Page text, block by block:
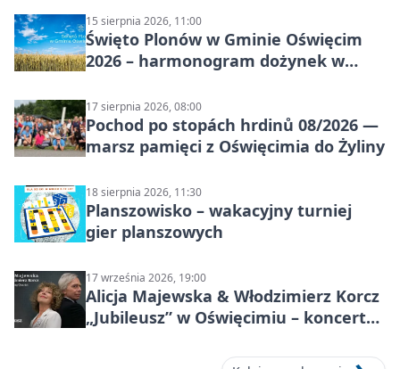
15 sierpnia 2026, 11:00
Święto Plonów w Gminie Oświęcim
2026 – harmonogram dożynek w
17 sierpnia 2026, 08:00
Pochod po stopách hrdinů 08/2026 —
marsz pamięci z Oświęcimia do Żyliny
18 sierpnia 2026, 11:30
Planszowisko – wakacyjny turniej
gier planszowych
17 września 2026, 19:00
Alicja Majewska & Włodzimierz Korcz
„Jubileusz” w Oświęcimiu – koncert